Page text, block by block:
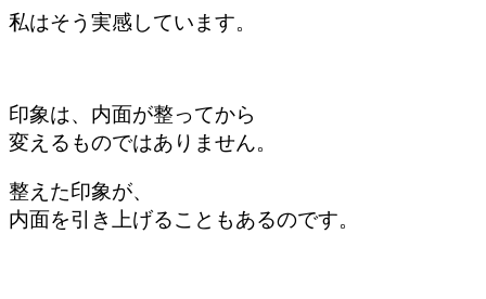
私はそう実感しています。
印象は、内面が整ってから
変えるものではありません。
整えた印象が、
内面を引き上げることもあるのです。